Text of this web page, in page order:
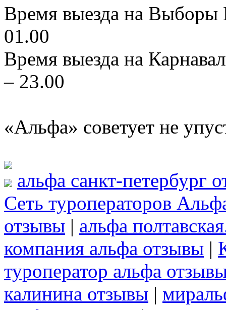
Время выезда на Выборы
01.00
Время выезда на
– 23.00
«Альфа» советует не
альфа санкт-петербург
Сеть туроператоров
отзывы | альфа
компания альфа отзывы |
туроператор альфа
калинина отзывы |